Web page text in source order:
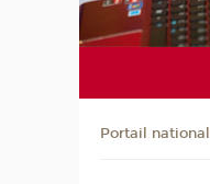
Portail national